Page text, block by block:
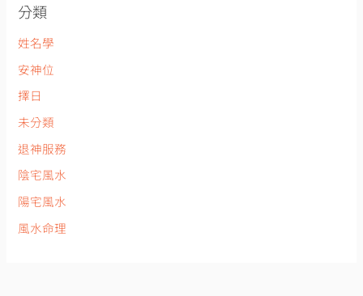
分類
姓名學
安神位
擇日
未分類
退神服務
陰宅風水
陽宅風水
風水命理